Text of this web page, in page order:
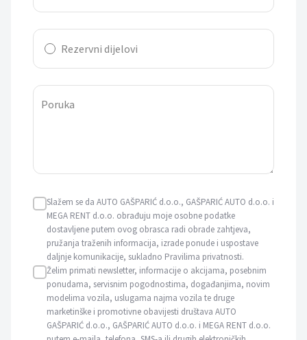
Rezervni dijelovi
Poruka
Slažem se da AUTO GAŠPARIĆ d.o.o., GAŠPARIĆ AUTO d.o.o. i
MEGA RENT d.o.o. obrađuju moje osobne podatke
dostavljene putem ovog obrasca radi obrade zahtjeva,
pružanja traženih informacija, izrade ponude i uspostave
daljnje komunikacije, sukladno Pravilima privatnosti.
Želim primati newsletter, informacije o akcijama, posebnim
ponudama, servisnim pogodnostima, događanjima, novim
modelima vozila, uslugama najma vozila te druge
marketinške i promotivne obavijesti društava AUTO
GAŠPARIĆ d.o.o., GAŠPARIĆ AUTO d.o.o. i MEGA RENT d.o.o.